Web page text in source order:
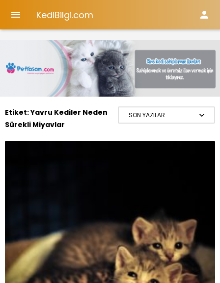
 KediBilgi.com 
Etiket:Yavru Kediler Neden
Sürekli Miyavlar